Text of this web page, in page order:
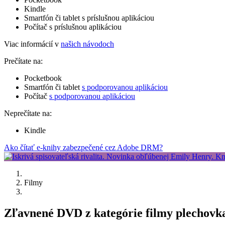
Kindle
Smartfón či tablet s príslušnou aplikáciou
Počítač s príslušnou aplikáciou
Viac informácií v našich návodoch
Prečítate na:
Pocketbook
Smartfón či tablet s podporovanou aplikáciou
Počítač s podporovanou aplikáciou
Neprečítate na:
Kindle
Ako čítať e-knihy zabezpečené cez Adobe DRM?
Filmy
Zľavnené DVD z kategórie filmy